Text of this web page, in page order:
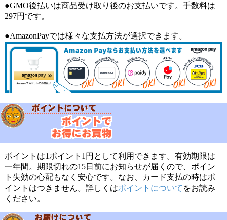
●GMO後払いは商品受け取り後のお支払いです。手数料は
297円です。
●AmazonPayでは様々な支払方法が選択できます。
ポイントは1ポイント1円として利用できます。有効期限は
一年間。期限切れの15日前にお知らせが届くので、ポイン
ト失効の心配もなく安心です。なお、カード支払の時はポ
イントはつきません。詳しくはポイントについて をお読み
ください。